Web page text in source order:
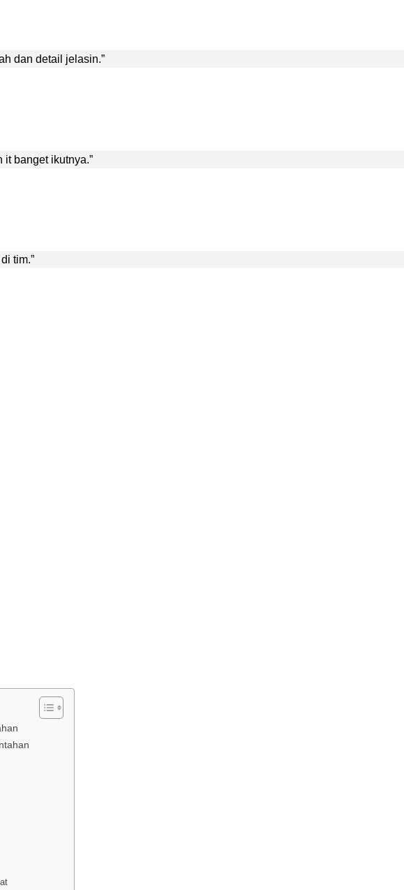
dan detail jelasin.”
banget ikutnya.”
tim.”